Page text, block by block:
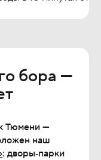
бора —
Тюмени —
наш
: дворы‐парки